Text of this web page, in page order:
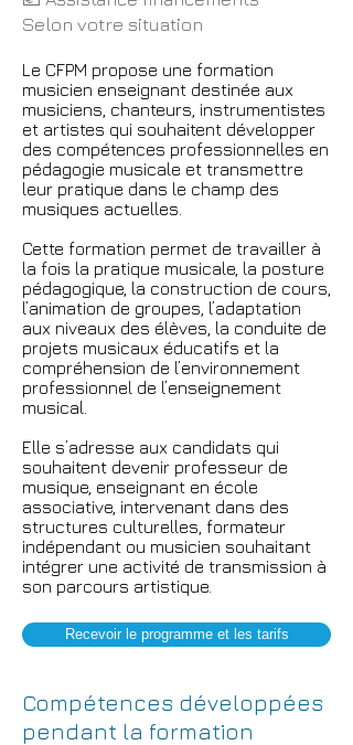
Selon votre situation
Le CFPM propose une formation
musicien enseignant destinée aux
musiciens, chanteurs, instrumentistes
et artistes qui souhaitent développer
des compétences professionnelles en
pédagogie musicale et transmettre
leur pratique dans le champ des
musiques actuelles.
Cette formation permet de travailler à
la fois la pratique musicale, la posture
pédagogique, la construction de cours,
l’animation de groupes, l’adaptation
aux niveaux des élèves, la conduite de
projets musicaux éducatifs et la
compréhension de l’environnement
professionnel de l’enseignement
musical.
Elle s’adresse aux candidats qui
souhaitent devenir professeur de
musique, enseignant en école
associative, intervenant dans des
structures culturelles, formateur
indépendant ou musicien souhaitant
intégrer une activité de transmission à
son parcours artistique.
Recevoir le programme et les tarifs
Compétences développées
pendant la formation